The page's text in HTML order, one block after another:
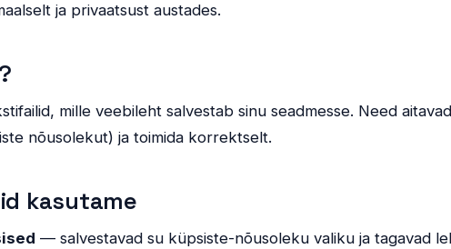
ja privaatsust austades.
mille veebileht salvestab sinu seadmesse. Need
nõusolekut) ja toimida korrektselt.
kasutame
— salvestavad su küpsiste-nõusoleku valiku ja tagavad